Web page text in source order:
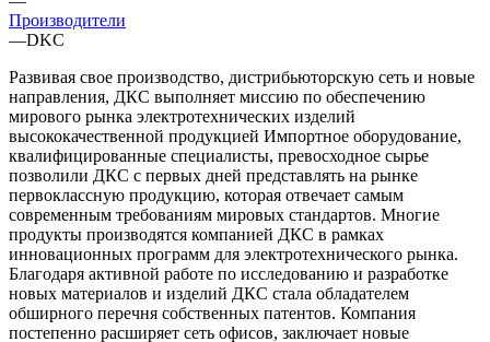
Производители
—DKC
Развивая свое производство, дистрибьюторскую сеть и новые
направления, ДКС выполняет миссию по обеспечению
мирового рынка электротехнических изделий
высококачественной продукцией Импортное оборудование,
квалифицированные специалисты, превосходное сырье
позволили ДКС с первых дней представлять на рынке
первоклассную продукцию, которая отвечает самым
современным требованиям мировых стандартов. Многие
продукты производятся компанией ДКС в рамках
инновационных программ для электротехнического рынка.
Благодаря активной работе по исследованию и разработке
новых материалов и изделий ДКС стала обладателем
обширного перечня собственных патентов. Компания
постепенно расширяет сеть офисов, заключает новые